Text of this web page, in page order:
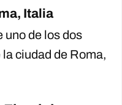
Italia
uno de los dos
ciudad de Roma,